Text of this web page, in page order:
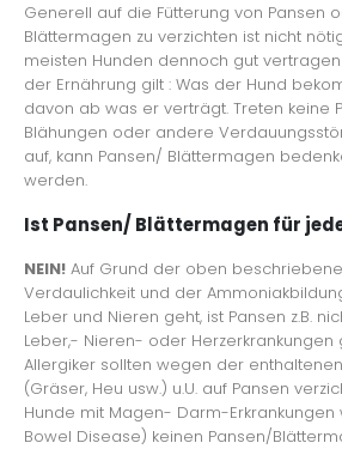
Generell auf die Fütterung von Pansen
Blättermagen zu verzichten ist nicht
meisten Hunden dennoch gut
der Ernährung gilt : Was der Hund
davon ab was er verträgt. Treten keine
Blähungen oder andere
auf, kann Pansen/ Blättermagen
werden.
Ist Pansen/ Blättermagen für
NEIN! Auf Grund der oben
Verdaulichkeit und der
Leber und Nieren geht, ist Pansen z.B.
Leber,- Nieren- oder Herzerkrankungen
Allergiker sollten wegen der
(Gräser, Heu usw.) u.U. auf Pansen
Hunde mit Magen- Darm-Erkrankungen
Bowel Disease) keinen Pansen/